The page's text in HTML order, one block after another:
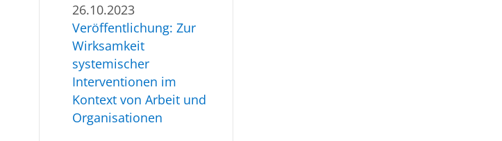
26.10.2023
Veröffentlichung: Zur
Wirksamkeit
systemischer
Interventionen im
Kontext von Arbeit und
Organisationen